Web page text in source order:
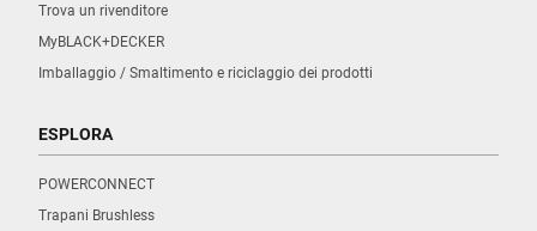
Trova un rivenditore
MyBLACK+DECKER
Imballaggio / Smaltimento e riciclaggio dei prodotti
ESPLORA
POWERCONNECT
Trapani Brushless